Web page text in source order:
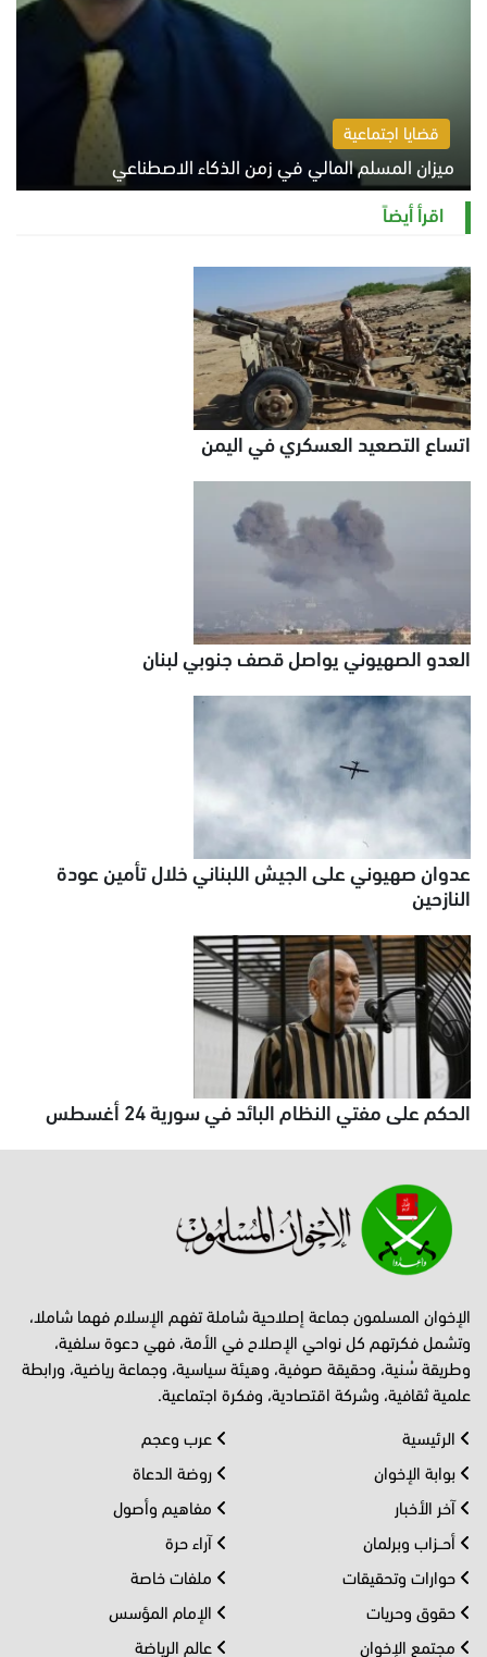
قضايا اجتماعية
ميزان المسلم المالي في زمن الذكاء الاصطناعي
السبت 8 أغسطس 2026 11:21 ص
اقرأ أيضاً
اتساع التصعيد العسكري في اليمن
العدو الصهيوني يواصل قصف جنوبي لبنان
عدوان صهيوني على الجيش اللبناني خلال تأمين عودة
النازحين
الحكم على مفتي النظام البائد في سورية 24 أغسطس
الإخوان المسلمون جماعة إصلاحية شاملة تفهم الإسلام فهما شاملا،
وتشمل فكرتهم كل نواحي الإصلاح في الأمة، فهي دعوة سلفية،
وطريقة سُنية، وحقيقة صوفية، وهيئة سياسية، وجماعة رياضية، ورابطة
علمية ثقافية، وشركة اقتصادية، وفكرة اجتماعية.
الرئيسية
بوابة الإخوان
آخر الأخبار
أحــزاب وبرلمان
حوارات وتحقيقات
حقوق وحريات
مجتمع الإخوان
عرب وعجم
روضة الدعاة
مفاهيم وأصول
آراء حرة
ملفات خاصة
الإمام المؤسس
عالم الرياضة